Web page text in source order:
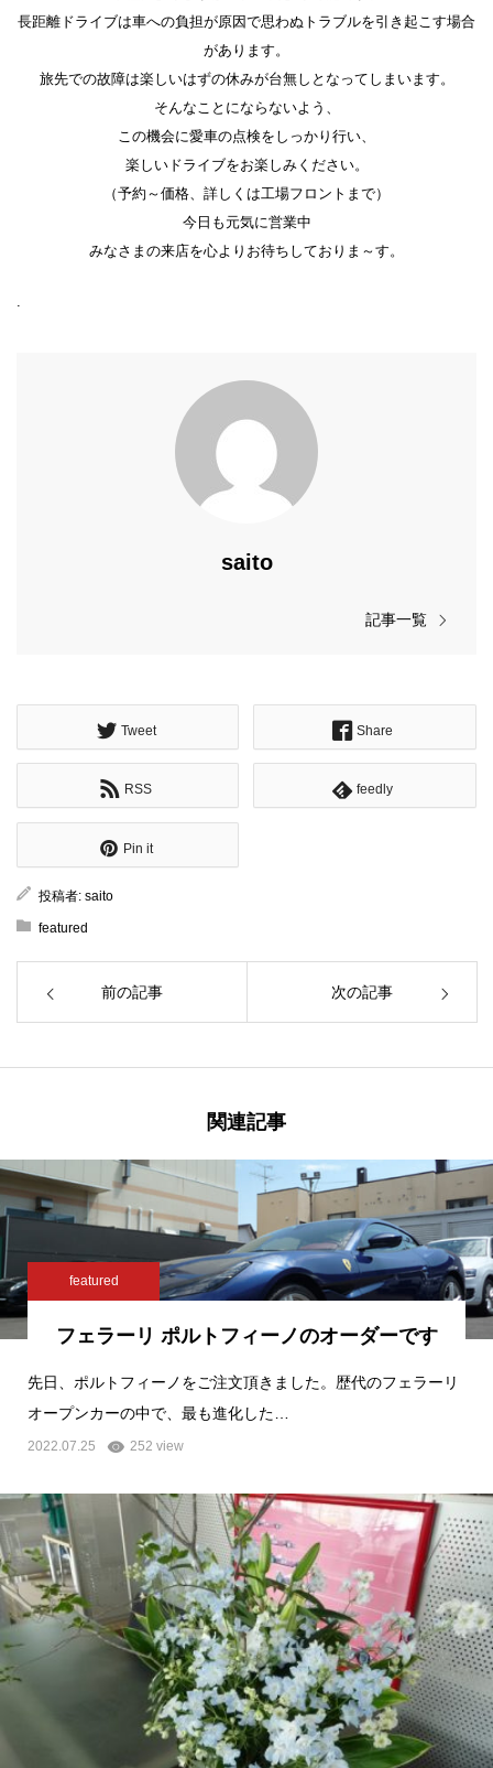
長距離ドライブは車への負担が原因で思わぬトラブルを引き起こす場合
があります。
旅先での故障は楽しいはずの休みが台無しとなってしまいます。
そんなことにならないよう、
この機会に愛車の点検をしっかり行い、
楽しいドライブをお楽しみください。
（予約～価格、詳しくは工場フロントまで）
今日も元気に営業中
みなさまの来店を心よりお待ちしておりま～す。
saito
記事一覧
Tweet Share
RSS feedly
Pin it
投稿者: saito
featured
前の記事 次の記事
関連記事
featured
フェラーリ ポルトフィーノのオーダーです
先日、ポルトフィーノをご注文頂きました。歴代のフェラーリ
オープンカーの中で、最も進化した…
2022.07.25 252 view